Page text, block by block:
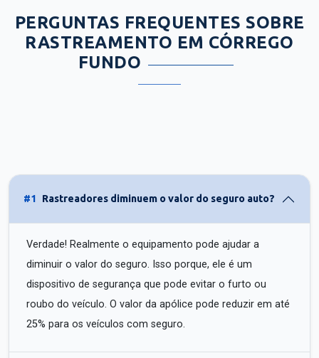
PERGUNTAS FREQUENTES SOBRE
RASTREAMENTO EM CÓRREGO
FUNDO
#1 Rastreadores diminuem o valor do seguro auto?
Verdade! Realmente o equipamento pode ajudar a
diminuir o valor do seguro. Isso porque, ele é um
dispositivo de segurança que pode evitar o furto ou
roubo do veículo. O valor da apólice pode reduzir em até
25% para os veículos com seguro.